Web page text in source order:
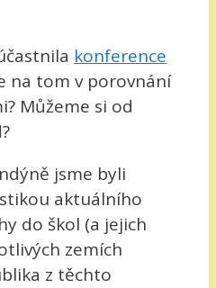
konference
na tom v porovnání
Můžeme si od
jsme byli
aktuálního
do škol (a jejich
zemích
z těchto